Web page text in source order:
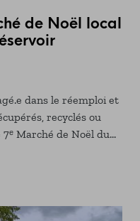
de Noël local
dans le réemploi et
recyclés ou
Marché de Noël du